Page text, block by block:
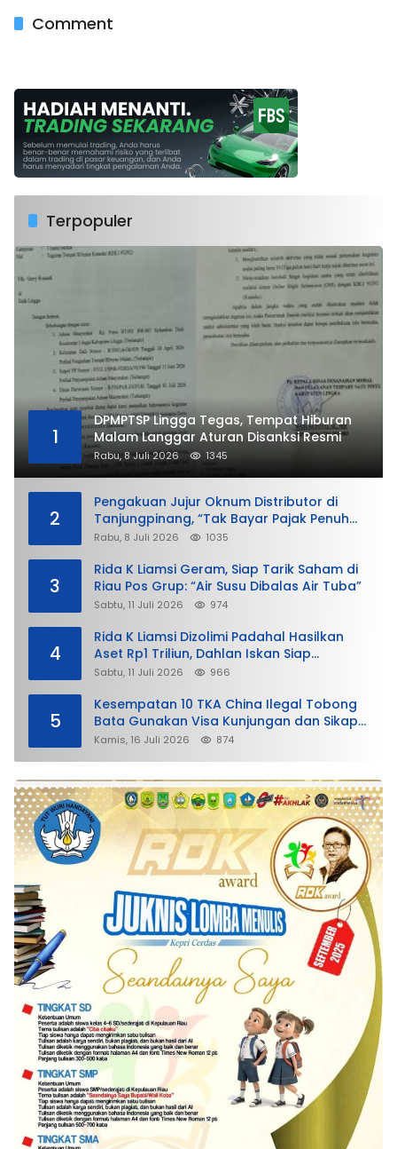
Comment
Terpopuler
1
DPMPTSP Lingga Tegas, Tempat Hiburan
Malam Langgar Aturan Disanksi Resmi
Rabu, 8 Juli 2026 1345
2
Pengakuan Jujur Oknum Distributor di
Tanjungpinang, “Tak Bayar Pajak Penuh
demi Untung”
Rabu, 8 Juli 2026 1035
3
Rida K Liamsi Geram, Siap Tarik Saham di
Riau Pos Grup: “Air Susu Dibalas Air Tuba”
Sabtu, 11 Juli 2026 974
4
Rida K Liamsi Dizolimi Padahal Hasilkan
Aset Rp1 Triliun, Dahlan Iskan Siap
Membela
Sabtu, 11 Juli 2026 966
5
Kesempatan 10 TKA China Ilegal Tobong
Bata Gunakan Visa Kunjungan dan Sikap
Lunak Ditjen Imigrasi Kepri?
Kamis, 16 Juli 2026 874